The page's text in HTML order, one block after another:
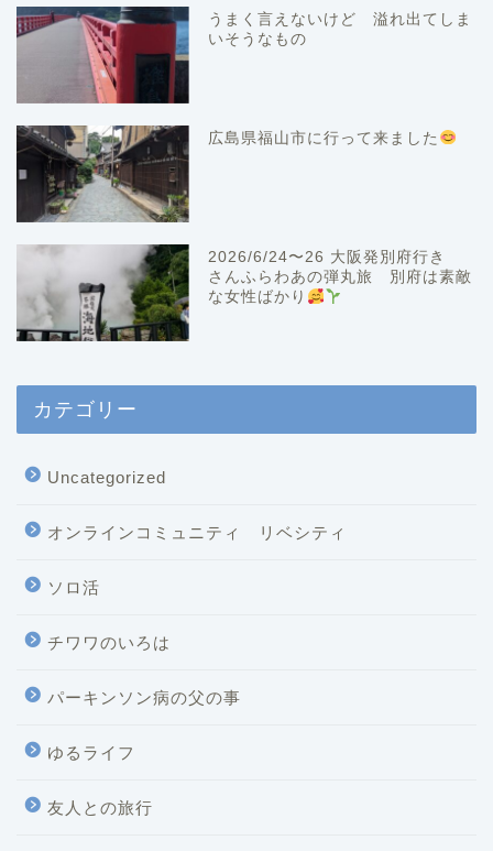
うまく言えないけど 溢れ出てしま
いそうなもの
広島県福山市に行って来ました
2026/6/24〜26 大阪発別府行き
さんふらわあの弾丸旅 別府は素敵
な女性ばかり
カテゴリー
Uncategorized
オンラインコミュニティ リベシティ
ソロ活
チワワのいろは
パーキンソン病の父の事
ゆるライフ
友人との旅行